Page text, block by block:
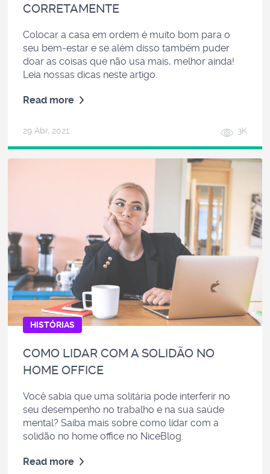
CORRETAMENTE
Colocar a casa em ordem é muito bom para o
seu bem-estar e se além disso também puder
doar as coisas que não usa mais, melhor ainda!
Leia nossas dicas neste artigo.
Read more
29 Abr, 2021 3K
HISTÓRIAS
COMO LIDAR COM A SOLIDÃO NO
HOME OFFICE
Você sabia que uma solitária pode interferir no
seu desempenho no trabalho e na sua saúde
mental?Saiba mais sobrecomo lidar com a
solidão no home office no NiceBlog.
Read more